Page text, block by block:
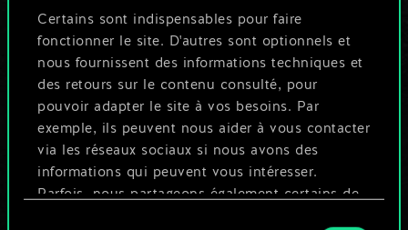
Certains sont indispensables pour faire
fonctionner le site. D'autres sont optionnels et
nous fournissent des informations techniques et
des retours sur le contenu consulté, pour
pouvoir adapter le site à vos besoins. Par
exemple, ils peuvent nous aider à vous contacter
via les réseaux sociaux si nous avons des
informations qui peuvent vous intéresser.
Parfois, nous partageons également certains de
tellement plus !
Nommer ce jeu et créer un guide
OU